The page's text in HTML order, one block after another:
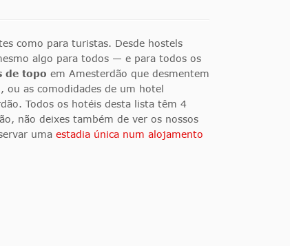
como para turistas. Desde hostels
algo para todos — e para todos os
de topo em Amesterdão que desmentem
ou as comodidades de um hotel
Todos os hotéis desta lista têm 4
não deixes também de ver os nossos
uma estadia única num alojamento